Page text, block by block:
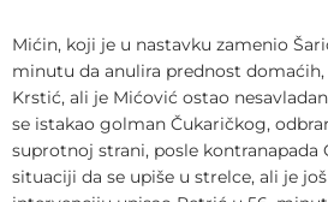
Mićin, koji je u nastavku zamenio
minutu da anulira prednost
Krstić, ali je Mićović ostao
se istakao golman Čukaričkog,
suprotnoj strani, posle kontranapada
situaciji da se upiše u strelce, ali je